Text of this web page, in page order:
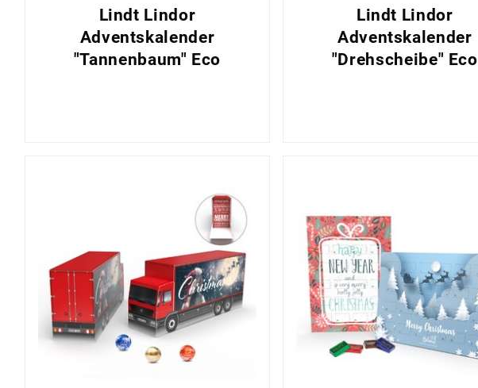
Lindt Lindor
Adventskalender
"Tannenbaum" Eco
Lindt Lindor
Adventskalender
"Drehscheibe" Eco